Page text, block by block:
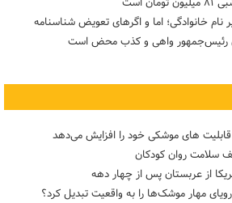
خانوادگی؛ اما و اگرهای تعویض شناسنامه
رئیس‌جمهور واهی و کذب محض است
قابلیت های موشکی خود را افزایش می‌دهد
سلامت روان کودکان
از عربستان پس از چهار دهه
رویای مهار موشک‌ها را به واقعیت تبدیل کرد؟